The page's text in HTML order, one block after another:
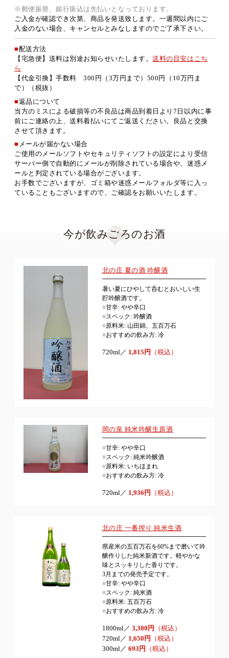
※郵便振替、銀行振込は先払いとなっております。
ご入金が確認でき次第、商品を発送致します。一週間以内にご
入金のない場合、キャンセルとみなしますのでご了承下さい。
■配送方法
【宅急便】送料は別途お知らせいたします。送料の目安はこち
ら
【代金引換】手数料 300円（3万円まで）500円（10万円ま
で）（税抜）
■返品について
当方のミスによる破損等の不良品は商品到着日より7日以内に事
前にご連絡の上、送料着払いにてご返送ください。良品と交換
させて頂きます。
■ メールが届かない場合
ご使用のメールソフトやセキュリティソフトの設定により受信
サーバー側で自動的にメールが削除されている場合や、迷惑メ
ールと判定されている場合がございます。
お手数でございますが、ゴミ箱や迷惑メールフォルダ等に入っ
ていることもございますので、ご確認をお願いいたします。
今が飲みごろのお酒
北の庄 夏の酒 吟醸酒
暑い夏にひやして呑むとおいしい生
貯吟醸酒です。
■甘辛: やや辛口
■スペック: 吟醸酒
■原料米: 山田錦、五百万石
■おすすめの飲み方: 冷
720ml／ 1,815円 （税込）
岡の泉 純米吟醸生原酒
■甘辛: やや辛口
■スペック: 純米吟醸酒
■原料米: いちほまれ
■おすすめの飲み方: 冷
720ml／ 1,936円 （税込）
北の庄 一番搾り 純米生酒
県産米の五百万石を60%まで磨いて吟
醸作りした純米新酒です。軽やかな
味とスッキリした香りです。
3月までの発売予定です。
■甘辛: やや辛口
■スペック: 純米酒
■原料米: 五百万石
■おすすめの飲み方: 冷
1800ml／ 3,300円 （税込）
720ml／ 1,650円 （税込）
300ml／ 693円 （税込）